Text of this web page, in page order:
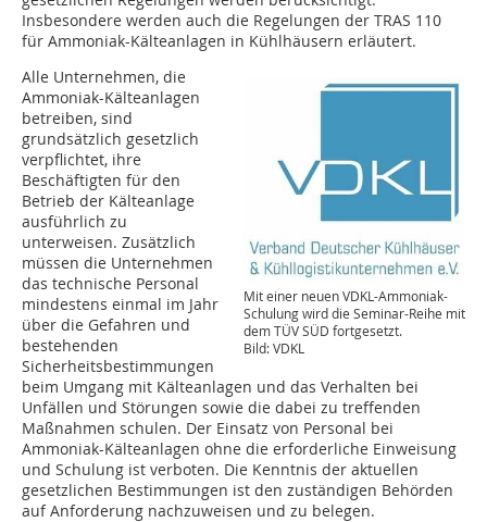
Insbesondere werden auch die Regelungen der TRAS 110
für Ammoniak-Kälteanlagen in Kühlhäusern erläutert.
Mit einer neuen VDKL-Ammoniak-
Schulung wird die Seminar-Reihe mit
dem TÜV SÜD fortgesetzt.
Bild: VDKL
Alle Unternehmen, die
Ammoniak-Kälteanlagen
betreiben, sind
grundsätzlich gesetzlich
verpflichtet, ihre
Beschäftigten für den
Betrieb der Kälteanlage
ausführlich zu
unterweisen. Zusätzlich
müssen die Unternehmen
das technische Personal
mindestens einmal im Jahr
über die Gefahren und
bestehenden
Sicherheitsbestimmungen
beim Umgang mit Kälteanlagen und das Verhalten bei
Unfällen und Störungen sowie die dabei zu treffenden
Maßnahmen schulen. Der Einsatz von Personal bei
Ammoniak-Kälteanlagen ohne die erforderliche Einweisung
und Schulung ist verboten. Die Kenntnis der aktuellen
gesetzlichen Bestimmungen ist den zuständigen Behörden
auf Anforderung nachzuweisen und zu belegen.